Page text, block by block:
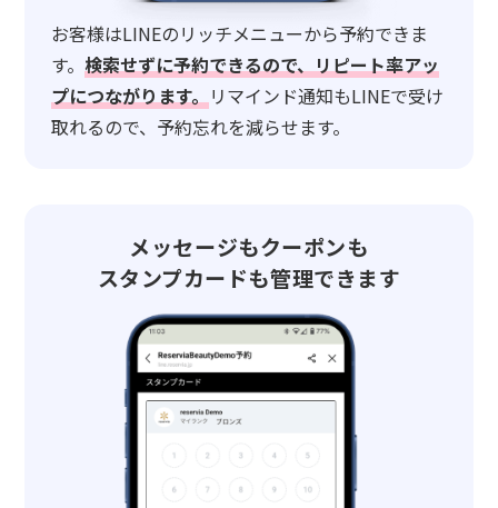
お客様はLINEのリッチメニューから予約できま
す。検索せずに予約できるので、リピート率アッ
プにつながります。リマインド通知もLINEで受け
取れるので、予約忘れを減らせます。
メッセージもクーポンも
スタンプカードも管理できます